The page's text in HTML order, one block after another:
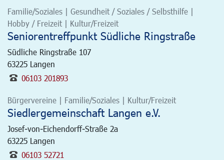
Familie/Soziales | Gesundheit / Soziales / Selbsthilfe |
Hobby / Freizeit | Kultur/Freizeit
Seniorentreffpunkt Südliche Ringstraße
Südliche Ringstraße 107
63225 Langen
06103 201893
Bürgervereine | Familie/Soziales | Kultur/Freizeit
Siedlergemeinschaft Langen e.V.
Josef-von-Eichendorff-Straße 2a
63225 Langen
06103 52721